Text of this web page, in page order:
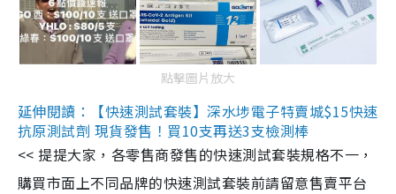
點擊圖片放大
延伸閱讀：【快速測試套裝】深水埗電子特賣城$15快速
抗原測試劑 現貨發售！買10支再送3支檢測棒
<< 提提大家，各零售商發售的快速測試套裝規格不一，
購買市面上不同品牌的快速測試套裝前請留意售賣平台